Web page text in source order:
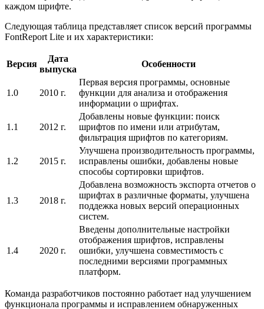
каждом шрифте.
Следующая таблица представляет список версий программы
FontReport Lite и их характеристики:
Версия
Дата
выпуска
Особенности
1.0 2010 г.
Первая версия программы, основные
функции для анализа и отображения
информации о шрифтах.
1.1 2012 г.
Добавлены новые функции: поиск
шрифтов по имени или атрибутам,
фильтрация шрифтов по категориям.
1.2 2015 г.
Улучшена производительность программы,
исправлены ошибки, добавлены новые
способы сортировки шрифтов.
1.3 2018 г.
Добавлена возможность экспорта отчетов о
шрифтах в различные форматы, улучшена
поддежка новых версий операционных
систем.
1.4 2020 г.
Введены дополнительные настройки
отображения шрифтов, исправлены
ошибки, улучшена совместимость с
последними версиями программных
платформ.
Команда разработчиков постоянно работает над улучшением
функционала программы и исправлением обнаруженных